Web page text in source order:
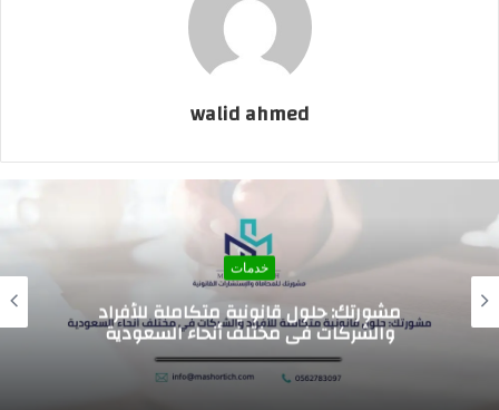
walid ahmed
خدمات
اسعار الرسوم الدراسيه للمدارس العالميه في
السعوديه 2026